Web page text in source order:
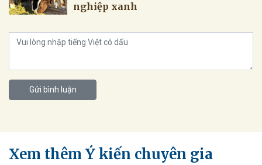
nghiệp xanh
Gửi bình luận
Xem thêm Ý kiến chuyên gia